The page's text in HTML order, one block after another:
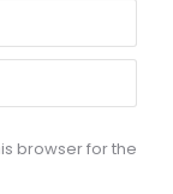
browser for the